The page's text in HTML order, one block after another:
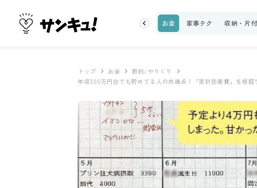
レシピ 話題 トップ 新着 ランキング お金 家事テク 収納・片
トップ お金
節約/やりくり
年収300万円台でも貯めてる人の共通点！「家計防衛費」を根掘